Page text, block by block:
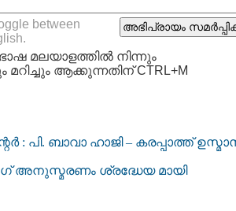
between
മലയാളത്തില്‍ നിന്നും
ആക്കുന്നതിന് CTRL+M
: പി. ബാവാ ഹാജി – കരപ്പാത്ത് ഉസ്മാൻ
അനുസ്മരണം ശ്രദ്ധേയ മായി